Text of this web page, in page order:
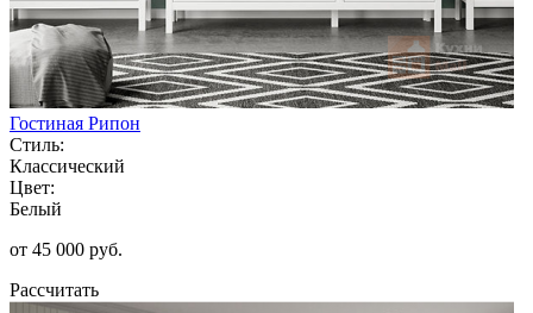
Гостиная Рипон
Стиль:
Классический
Цвет:
Белый
от 45 000 руб.
Рассчитать